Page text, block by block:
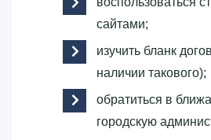
сайтами;
изучить бланк
наличии такового);
обратиться в
городскую